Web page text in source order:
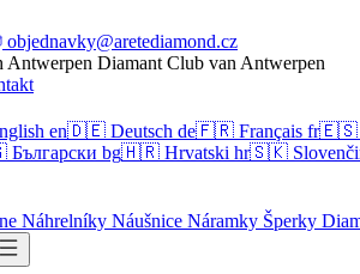
objednavky@aretediamond.cz
Antwerpen Diamant Club van Antwerpen
en🇩🇪 Deutsch de🇫🇷 Français fr🇪🇸
Български bg🇭🇷 Hrvatski hr🇸🇰
Náhrelníky Náušnice Náramky Šperky